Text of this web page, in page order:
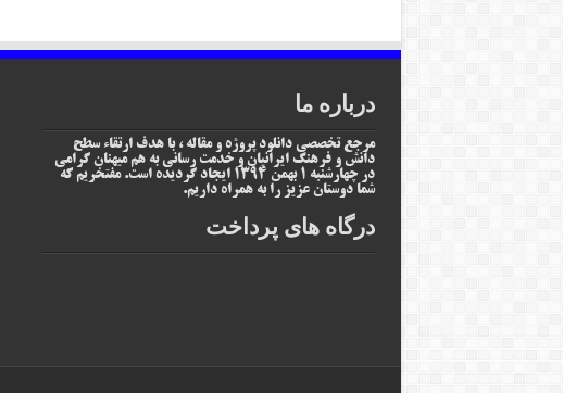
درباره ما
مرجع تخصصی دانلود پروژه و مقاله ، با هدف ارتقاء سطح
دانش و فرهنگ ایرانیان و خدمت رسانی به هم میهنان گرامی
در چهارشنبه 1 بهمن 1394 ایجاد گردیده است. مفتخریم که
شما دوستان عزیز را به همراه داریم.
درگاه های پرداخت